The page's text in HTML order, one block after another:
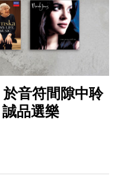
音符間隙中聆
品選樂